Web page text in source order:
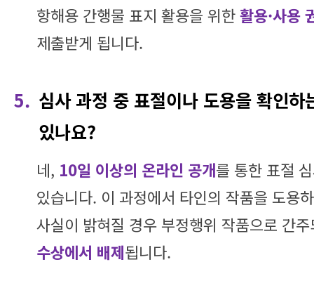
항해용 간행물 표지 활용을 위한활용·사용
제출받게 됩니다.
5. 심사 과정 중 표절이나 도용을 확인하
있나요?
네, 10일 이상의 온라인 공개를 통한 표절
있습니다. 이 과정에서 타인의 작품을 도용
사실이 밝혀질 경우 부정행위 작품으로 간
수상에서 배제됩니다.